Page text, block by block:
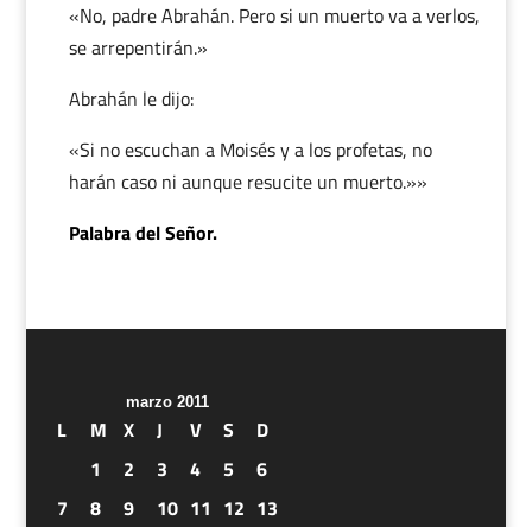
«No, padre Abrahán. Pero si un muerto va a verlos,
se arrepentirán.»
Abrahán le dijo:
«Si no escuchan a Moisés y a los profetas, no
harán caso ni aunque resucite un muerto.»»
Palabra del Señor.
marzo 2011
L M X J V S
D
1
2 3 4 5
6
7
8 9 10 11 12 13